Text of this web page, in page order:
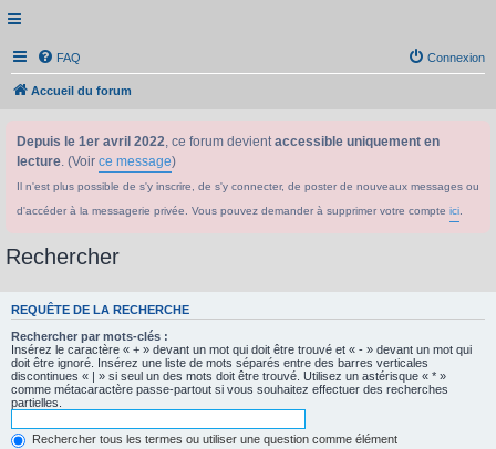
FAQ Connexion
Accueil du forum
Depuis le 1er avril 2022, ce forum devientaccessible uniquement en
lecture. (Voir ce message)
Il n'est plus possible de s'y inscrire, de s'y connecter, de poster de nouveaux messages ou
d'accéder à la messagerie privée. Vous pouvez demander à supprimer votre compte ici
Rechercher
REQUÊTE DE LA RECHERCHE
Rechercher par mots-clés :
Insérez le caractère « + » devant un mot qui doit être trouvé et « - » devant un mot qui
doit être ignoré. Insérez une liste de mots séparés entre des barres verticales
discontinues « | » si seul un des mots doit être trouvé. Utilisez un astérisque « * »
comme métacaractère passe-partout si vous souhaitez effectuer des recherches
partielles.
Rechercher tous les termes ou utiliser une question comme élément